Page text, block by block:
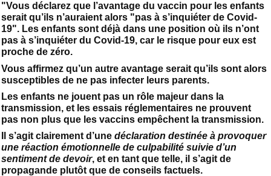
"Vous déclarez que l’avantage du vaccin pour les enfants
serait qu’ils n’auraient alors "pas à s’inquiéter de Covid-
19". Les enfants sont déjà dans une position où ils n’ont
pas à s’inquiéter du Covid-19, car le risque pour eux est
proche de zéro.
Vous affirmez qu’un autre avantage serait qu’ils sont alors
susceptibles de ne pas infecter leurs parents.
Les enfants ne jouent pas un rôle majeur dans la
transmission, et les essais réglementaires ne prouvent
pas non plus que les vaccins empêchent la transmission.
Il s’agit clairement d’une déclaration destinée à provoquer
une réaction émotionnelle de culpabilité suivie d’un
sentiment de devoir, et en tant que telle, il s’agit de
propagande plutôt que de conseils factuels.